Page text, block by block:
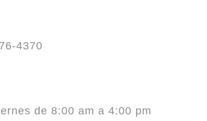
4370
de 8:00 am a 4:00 pm